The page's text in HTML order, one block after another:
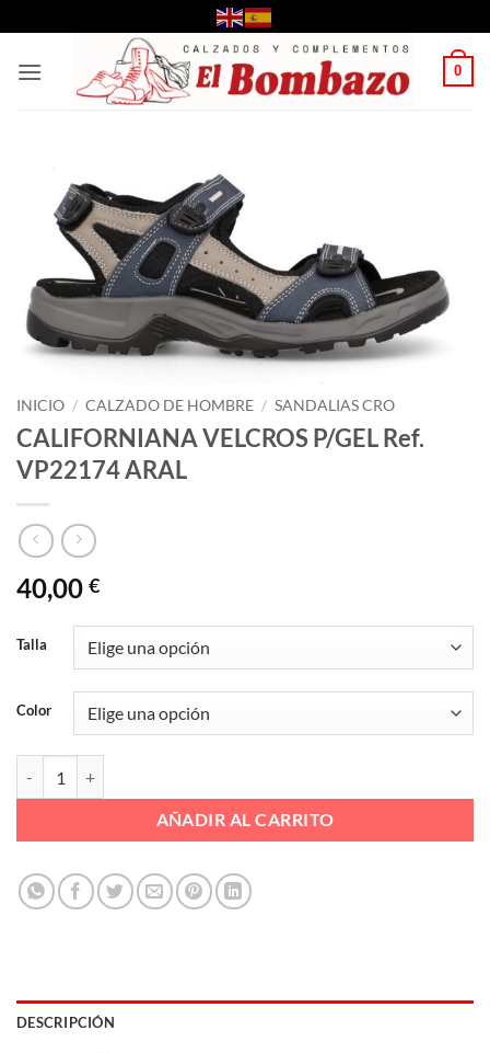
al
contenido
0
INICIO / CALZADO DE HOMBRE / SANDALIAS CRO
CALIFORNIANA VELCROS P/GEL Ref.
VP22174 ARAL
40,00 €
Talla
Color
AÑADIR AL CARRITO
DESCRIPCIÓN